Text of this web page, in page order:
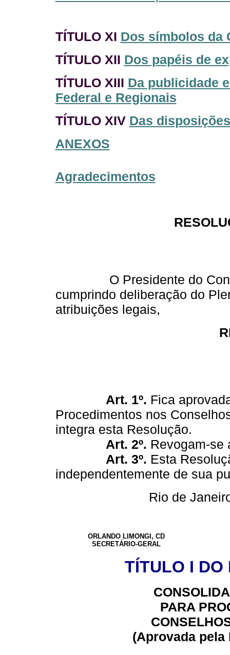
TÍTULO XI Dos símbolos da
TÍTULO XII Dos papéis de
TÍTULO XIII Da publicidade
Federal e Regionais
TÍTULO XIV Das
ANEXOS
Agradecimentos
O Presidente do
cumprindo deliberação do
atribuições legais,
Art. 1º. Fica
Procedimentos nos
integra esta Resolução.
Art. 2º. Revogam-se
Art. 3º. Esta
independentemente de sua
Rio de
ORLANDO LIMONGI, CD
SECRETÁRIO-GERAL
TÍTULO I DO
PARA
(Aprovada pela